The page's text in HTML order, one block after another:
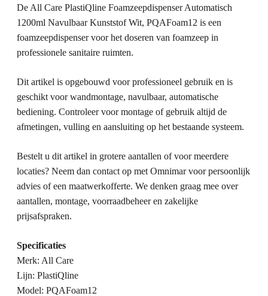
De All Care PlastiQline Foamzeepdispenser Automatisch
1200ml Navulbaar Kunststof Wit, PQAFoam12 is een
foamzeepdispenser voor het doseren van foamzeep in
professionele sanitaire ruimten.
Dit artikel is opgebouwd voor professioneel gebruik en is
geschikt voor wandmontage, navulbaar, automatische
bediening. Controleer voor montage of gebruik altijd de
afmetingen, vulling en aansluiting op het bestaande systeem.
Bestelt u dit artikel in grotere aantallen of voor meerdere
locaties? Neem dan contact op met Omnimar voor persoonlijk
advies of een maatwerkofferte. We denken graag mee over
aantallen, montage, voorraadbeheer en zakelijke
prijsafspraken.
Specificaties
Merk: All Care
Lijn: PlastiQline
Model: PQAFoam12